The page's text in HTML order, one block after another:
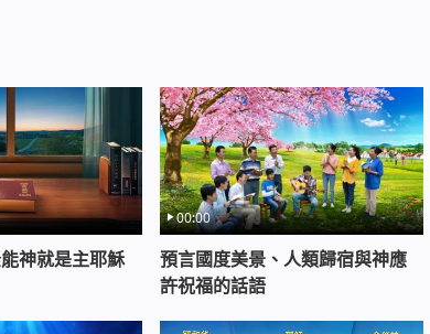
神就是主耶穌
00:00
預言國度美景、人類歸宿與神應
許祝福的話語